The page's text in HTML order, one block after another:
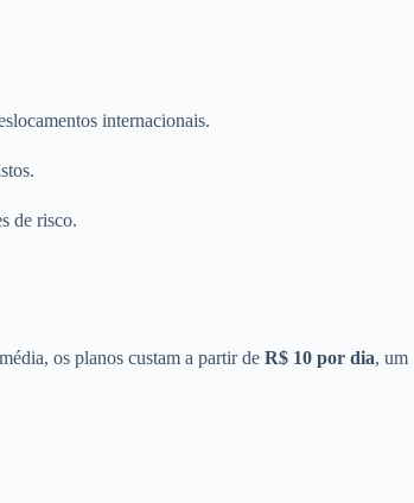
internacionais.
de risco.
os planos custam a partir de R$ 10 por dia, um